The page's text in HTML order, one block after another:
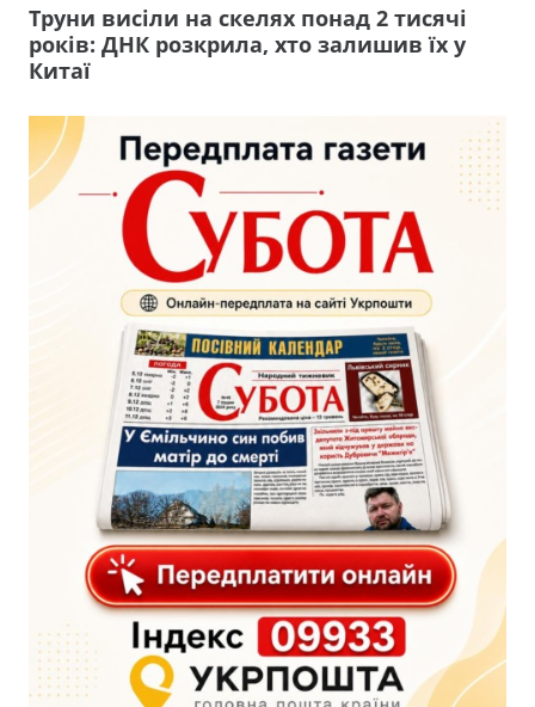
Труни висіли на скелях понад 2 тисячі
років: ДНК розкрила, хто залишив їх у
Китаї